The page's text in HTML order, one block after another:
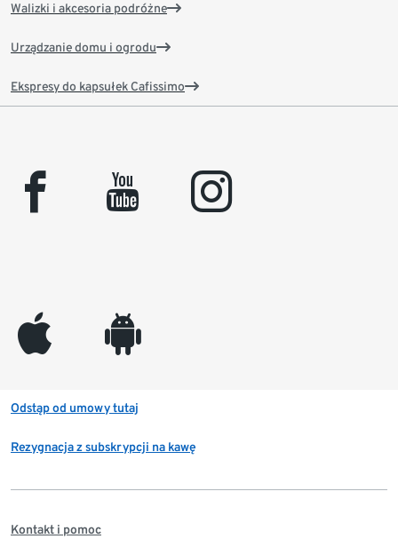
Walizki i akcesoria podróżne
Urządzanie domu i ogrodu
Ekspresy do kapsułek Cafissimo
facebook youtube instagram
appleinc android
Odstąp od umowy tutaj
Rezygnacja z subskrypcji na kawę
Kontakt i pomoc